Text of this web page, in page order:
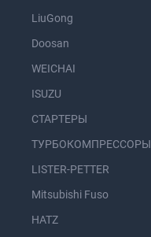
LiuGong
Doosan
WEICHAI
ISUZU
СТАРТЕРЫ
ТУРБОКОМПРЕССОРЫ
LISTER-PETTER
Mitsubishi Fuso
HATZ